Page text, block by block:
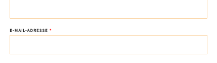
E-MAIL-ADRESSE *